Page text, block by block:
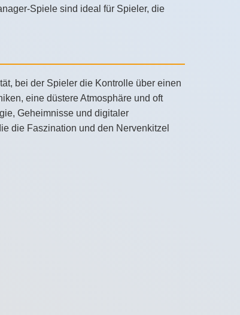
Spiele sind ideal für Spieler, die
bei der Spieler die Kontrolle über einen
eine düstere Atmosphäre und oft
Geheimnisse und digitaler
die Faszination und den Nervenkitzel